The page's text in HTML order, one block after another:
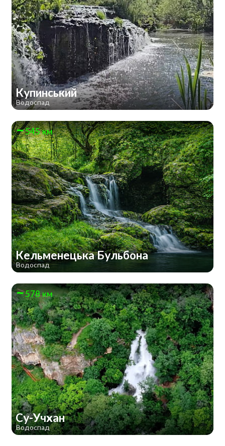
Купинський
Водоспад
545 км
Кельменецька Бульбона
Водоспад
578 км
Су-Учхан
Водоспад